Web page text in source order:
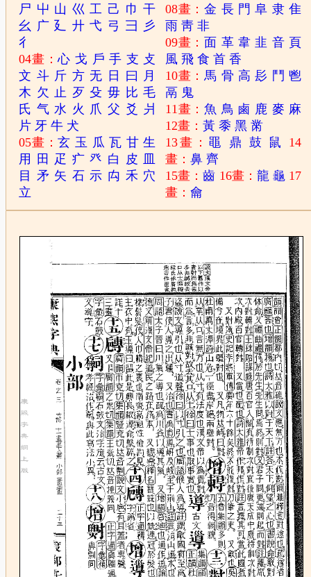
尸 屮 山 巛 工 己 巾 干
幺 广 廴 廾 弋 弓 彐
彡
彳
04畫：心 戈 戶 手 支 攴
文 斗 斤 方 无 日 曰 月
木 欠 止 歹 殳 毋 比 毛
氏 气 水 火 爪 父 爻 爿
片 牙 牛 犬
05畫：玄 玉 瓜 瓦 甘 生
用
田 疋 疒 癶 白 皮
目
矛 矢 石 示 禸 禾 穴
立
08畫：金 長 門 阜 隶 隹
雨 靑 非
09畫： 面 革 韋 韭 音 頁
風 飛 食 首 香
10畫：馬 骨 高 髟 鬥 鬯
鬲 鬼
11畫：魚 鳥 鹵 鹿 麥 麻
12畫：黃 黍 黑 黹
13畫： 黽 鼎 鼓 鼠
14
畫：鼻 齊
15畫：齒 16畫： 龍 龜 17
畫：龠